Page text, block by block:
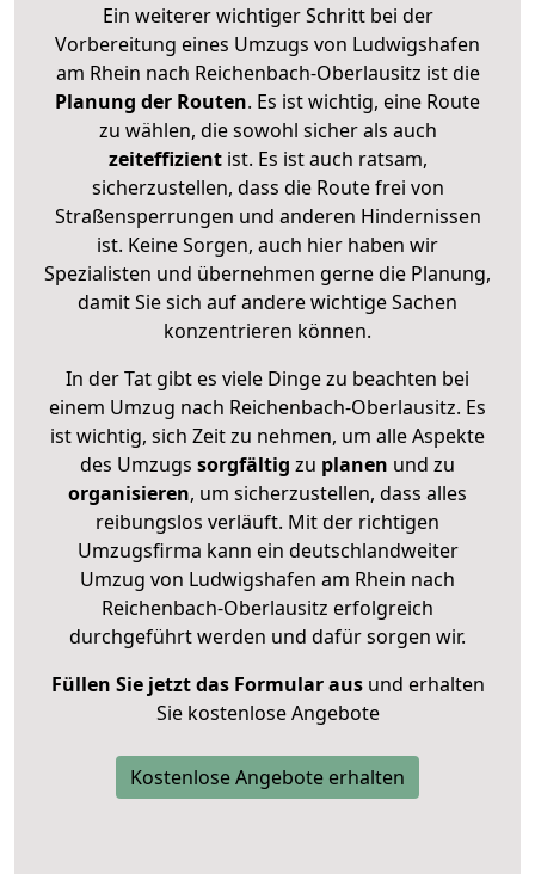
Ein weiterer wichtiger Schritt bei der
Vorbereitung eines Umzugs von Ludwigshafen
am Rhein nach Reichenbach-Oberlausitz ist die
Planung der Routen. Es ist wichtig, eine Route
zu wählen, die sowohl sicher als auch
zeiteffizientist. Es ist auch ratsam,
sicherzustellen, dass die Route frei von
Straßensperrungen und anderen Hindernissen
ist. Keine Sorgen, auch hier haben wir
Spezialisten und übernehmen gerne die Planung,
damit Sie sich auf andere wichtige Sachen
konzentrieren können.
In der Tat gibt es viele Dinge zu beachten bei
einem Umzug nach Reichenbach-Oberlausitz. Es
ist wichtig, sich Zeit zu nehmen, um alle Aspekte
des Umzugs sorgfältig zu planen und zu
organisieren, um sicherzustellen, dass alles
reibungslos verläuft. Mit der richtigen
Umzugsfirma kann ein deutschlandweiter
Umzug von Ludwigshafen am Rhein nach
Reichenbach-Oberlausitz erfolgreich
durchgeführt werden und dafür sorgen wir.
Füllen Sie jetzt das Formular ausund erhalten
Sie kostenlose Angebote
Kostenlose Angebote erhalten